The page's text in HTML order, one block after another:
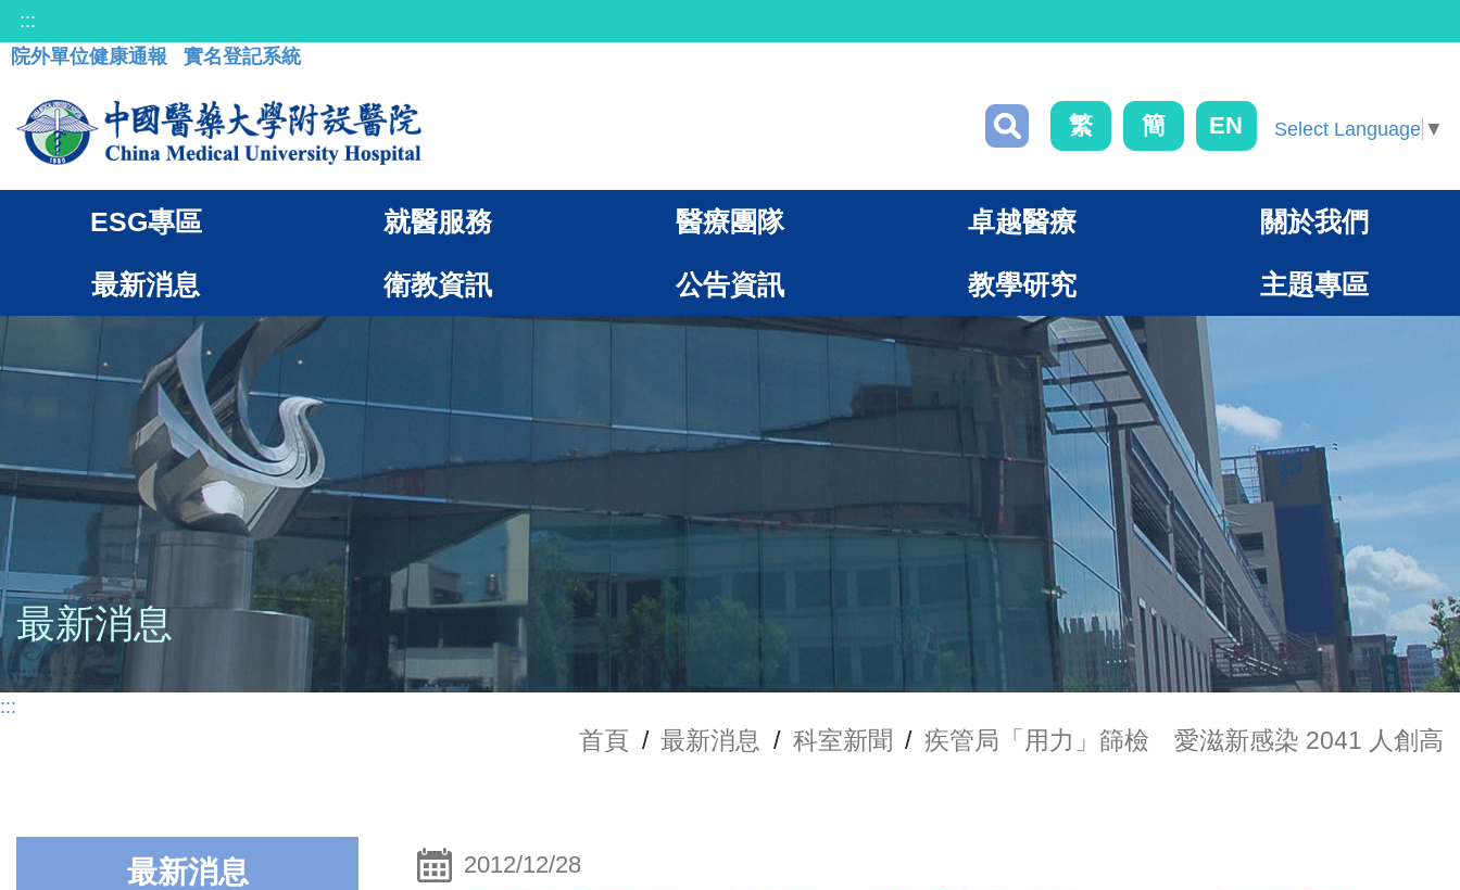
:::
院外單位健康通報
實名登記系統
繁 簡 EN Select Language ▼
ESG專區 就醫服務 醫療團隊 卓越醫療 關於我們
最新消息 衛教資訊 公告資訊 教學研究 主題專區
最新消息
:::
首頁 / 最新消息 / 科室新聞 / 疾管局「用力」篩檢 愛滋新感染 2041 人創高
最新消息 2012/12/28